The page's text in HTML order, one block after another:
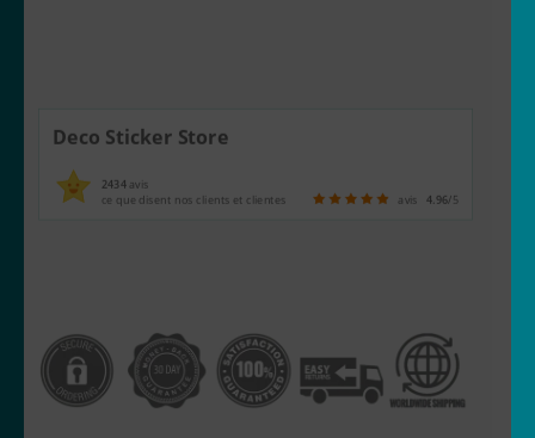
Deco Sticker Store
2434avis
ce que disent nos clients et clientes avis 4.96/5